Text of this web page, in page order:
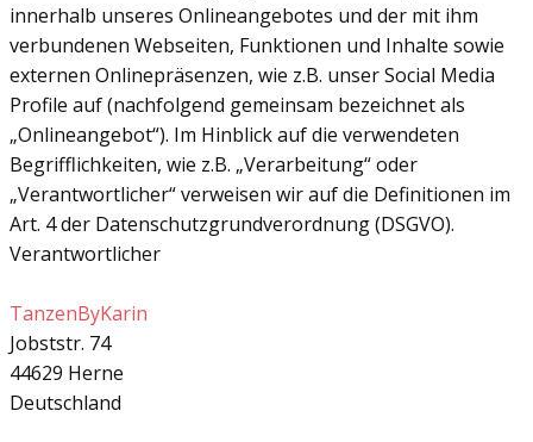
innerhalb unseres Onlineangebotes und der mit ihm
verbundenen Webseiten, Funktionen und Inhalte sowie
externen Onlinepräsenzen, wie z.B. unser Social Media
Profile auf (nachfolgend gemeinsam bezeichnet als
„Onlineangebot“). Im Hinblick auf die verwendeten
Begrifflichkeiten, wie z.B. „Verarbeitung“ oder
„Verantwortlicher“ verweisen wir auf die Definitionen im
Art. 4 der Datenschutzgrundverordnung (DSGVO).
Verantwortlicher
TanzenByKarin
Jobststr. 74
44629 Herne
Deutschland